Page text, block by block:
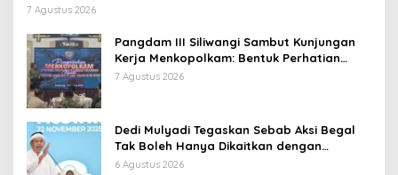
7 Agustus 2026
Pangdam III Siliwangi Sambut Kunjungan
Kerja Menkopolkam: Bentuk Perhatian
Pemerintah
7 Agustus 2026
Dedi Mulyadi Tegaskan Sebab Aksi Begal
Tak Boleh Hanya Dikaitkan dengan
Ekonomi
6 Agustus 2026